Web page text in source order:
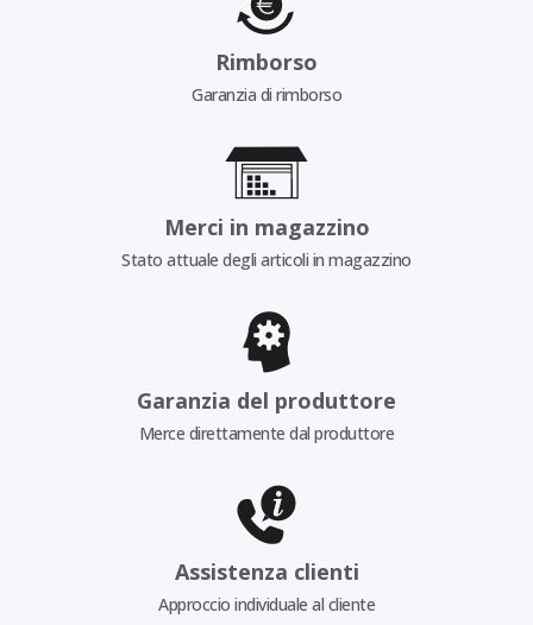
Rimborso
Garanzia di rimborso
Merci in magazzino
Stato attuale degli articoli in magazzino
Garanzia del produttore
Merce direttamente dal produttore
Assistenza clienti
Approccio individuale al cliente